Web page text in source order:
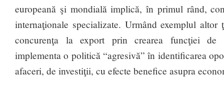
europeană şi mondială implică, în primul rând,
internaţionale specializate. Urmând exemplul altor
concurenţa la export prin crearea funcţiei de
implementa o politică “agresivă” în identificarea
afaceri, de investiţii, cu efecte benefice asupra